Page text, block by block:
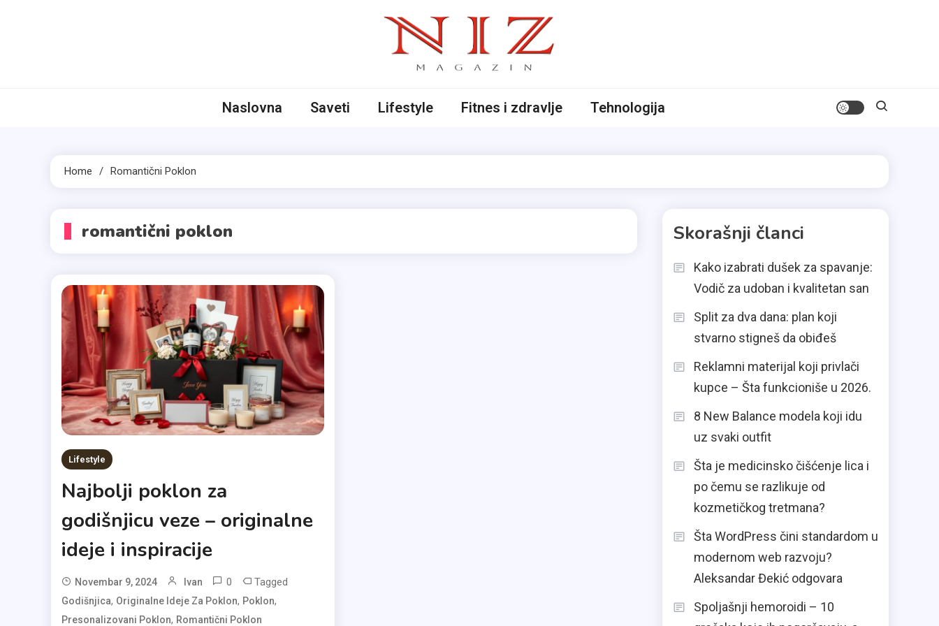
Naslovna Saveti Lifestyle Fitnes i zdravlje Tehnologija
Home Romantični Poklon
romantični poklon
Lifestyle
Najbolji poklon za
godišnjicu veze – originalne
ideje i inspiracije
Novembar 9, 2024 Ivan 0 Tagged
Godišnjica, Originalne Ideje Za Poklon, Poklon,
Presonalizovani Poklon, Romantični Poklon
Skorašnji članci
Kako izabrati dušek za spavanje:
Vodič za udoban i kvalitetan san
Split za dva dana: plan koji
stvarno stigneš da obiđeš
Reklamni materijal koji privlači
kupce – Šta funkcioniše u 2026.
8 New Balance modela koji idu
uz svaki outfit
Šta je medicinsko čišćenje lica i
po čemu se razlikuje od
kozmetičkog tretmana?
Šta WordPress čini standardom u
modernom web razvoju?
Aleksandar Đekić odgovara
Spoljašnji hemoroidi – 10